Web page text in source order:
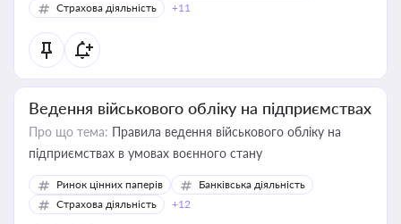
Страхова діяльність
+11
Ведення військового обліку на підприємствах
Про що тема: Правила ведення військового обліку на
підприємствах в умовах воєнного стану
Ринок цінних паперів
Банківська діяльність
Страхова діяльність
+12